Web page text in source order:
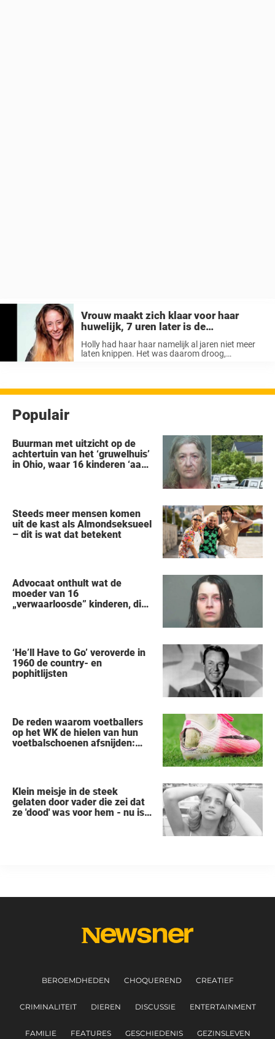
Vrouw maakt zich klaar voor haar
huwelijk, 7 uren later is de
transformatie compleet
Holly had haar haar namelijk al jaren niet meer
laten knippen. Het was daarom droog,
Populair
Buurman met uitzicht op de
achtertuin van het ‘gruwelhuis’
in Ohio, waar 16 kinderen ‘aan
Steeds meer mensen komen
uit de kast als Almondseksueel
– dit is wat dat betekent
Advocaat onthult wat de
moeder van 16
„verwaarloosde” kinderen, die
‘He’ll Have to Go’ veroverde in
1960 de country- en
pophitlijsten
De reden waarom voetballers
op het WK de hielen van hun
voetbalschoenen afsnijden:
Klein meisje in de steek
gelaten door vader die zei dat
ze 'dood' was voor hem - nu is
BEROEMDHEDEN CHOQUEREND CREATIEF
CRIMINALITEIT DIEREN DISCUSSIE ENTERTAINMENT
FAMILIE FEATURES GESCHIEDENIS GEZINSLEVEN